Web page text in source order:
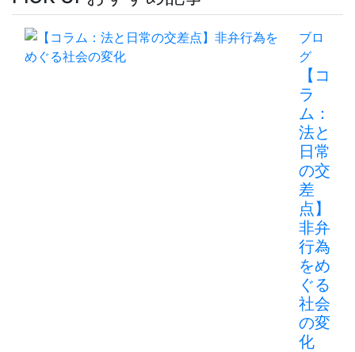
ブロ
グ
【コ
ラ
ム：
法と
日常
の交
差
点】
非弁
行為
をめ
ぐる
社会
の変
化